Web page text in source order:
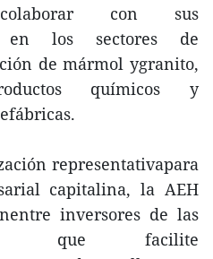
con sus
en los sectores de
de mármol ygranito,
químicos y
representativapara
capitalina, la AEH
inversores de las
que facilite